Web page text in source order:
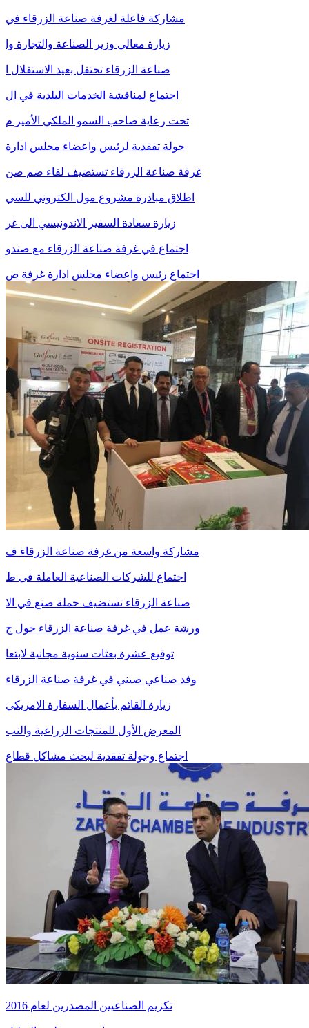
مشاركة فاعلة لغرفة صناعة الزرقاء في
زيارة معالي وزير الصناعة والتجارة وا
صناعة الزرقاء تحتفل بعيد الاستقلال ا
اجتماع لمناقشة الخدمات البلدية في ال
تحت رعاية صاحب السمو الملكي الأمير م
جولة تفقدية لرئيس واعضاء مجلس ادارة
غرفة صناعة الزرقاء تستضيف لقاء ضم صن
اطلاق مبادرة مشروع مول الكتروني للسي
زيارة سعادة السفير الاندونيسي الى غر
اجتماع في غرفة صناعة الزرقاء مع صندو
اجتماع رئيس واعضاء مجلس ادارة غرفة ص
مشاركة واسعة من غرفة صناعة الزرقاء ف
اجتماع للشركات الصناعية العاملة في ط
صناعة الزرقاء تستضيف حملة صنع في الا
ورشة عمل في غرفة صناعة الزرقاء حول ج
توقيع عشرة بعثات سنوية مجانية لابتعا
وفد صناعي صيني في غرفة صناعة الزرقاء
زيارة القائم بأعمال السفارة الامريكي
المعرض الأول للمنتجات الزراعية والنب
اجتماع وجولة تفقدية لبحث مشاكل قطاع
تكريم الصناعيين المصدرين لعام 2016